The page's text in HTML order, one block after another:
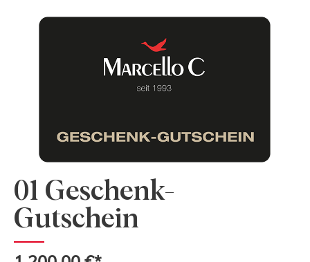
01 Geschenk-
Gutschein